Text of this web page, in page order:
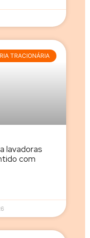
TRACIONÁRIA
lavadoras
com